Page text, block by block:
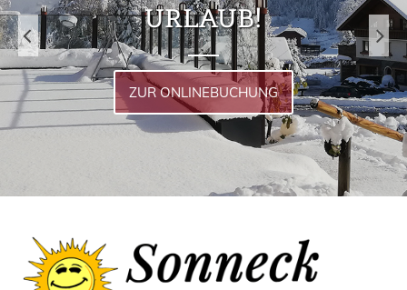
URLAUB!
ZUR ONLINEBUCHUNG